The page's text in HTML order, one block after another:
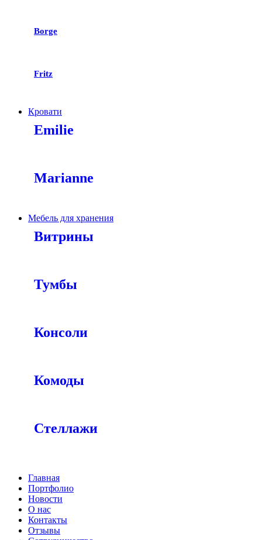
Borge
Fritz
Кровати
Emilie
Marianne
Мебель для хранения
Витрины
Тумбы
Консоли
Комоды
Стеллажи
Главная
Портфолио
Новости
О нас
Контакты
Отзывы